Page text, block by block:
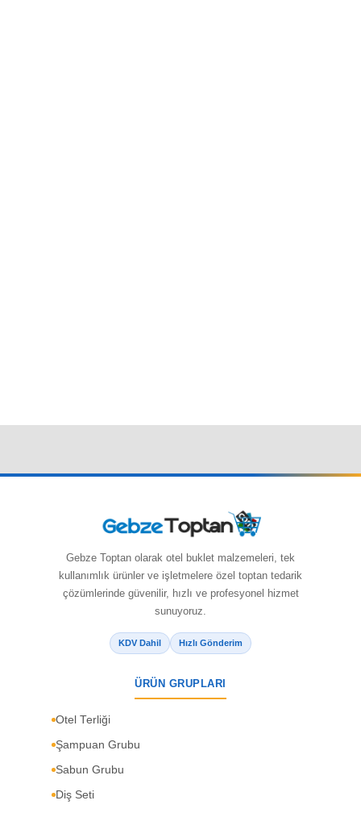
Gebze Toptan olarak otel buklet malzemeleri, tek
kullanımlık ürünler ve işletmelere özel toptan tedarik
çözümlerinde güvenilir, hızlı ve profesyonel hizmet
sunuyoruz.
ÜRÜN GRUPLARI
Otel Terliği
Şampuan Grubu
Sabun Grubu
Diş Seti